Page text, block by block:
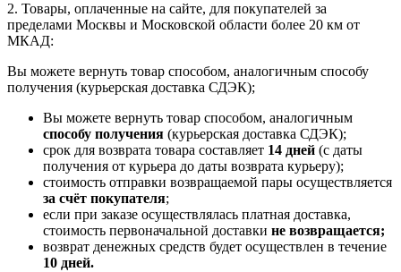
2. Товары, оплаченные на сайте, для покупателей за
пределами Москвы и Московской области более 20 км от
МКАД:
Вы можете вернуть товар способом, аналогичным способу
получения (курьерская доставка СДЭК);
Вы можете вернуть товар способом, аналогичным
способу получения (курьерская доставка СДЭК);
срок для возврата товара составляет 14 дней (с даты
получения от курьера до даты возврата курьеру);
стоимость отправки возвращаемой пары осуществляется
за счёт покупателя;
если при заказе осуществлялась платная доставка,
стоимость первоначальной доставки не возвращается;
возврат денежных средств будет осуществлен в течение
10 дней.